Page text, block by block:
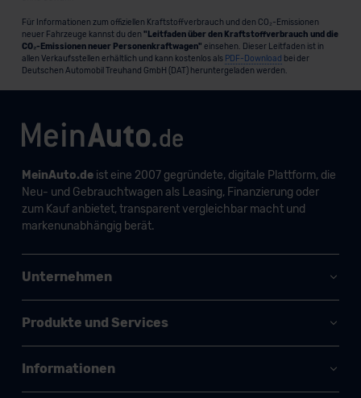
Für Informationen zum offiziellen Kraftstoffverbrauch und den CO₂-Emissionen
neuer Fahrzeuge kannst du den "Leitfaden über den Kraftstoffverbrauch und die
CO₂-Emissionen neuer Personenkraftwagen" einsehen. Dieser Leitfaden ist in
allen Verkaufsstellen erhältlich und kann kostenlos als PDF-Download bei der
Deutschen Automobil Treuhand GmbH (DAT) heruntergeladen werden.
MeinAuto.deist eine 2007 gegründete, digitale Plattform, die
Neu- und Gebrauchtwagen als Leasing, Finanzierung oder
zum Kauf anbietet, transparent vergleichbar macht und
markenunabhängig berät.
Unternehmen
Produkte und Services
Informationen